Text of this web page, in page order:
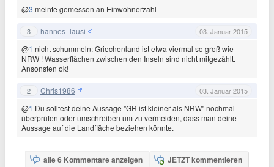
@3 meinte gemessen an Einwohnerzahl
3 hannes_lausi 03. Januar 2015
@1 nicht schummeln: Griechenland ist etwa viermal so groß wie
NRW ! Wasserflächen zwischen den Inseln sind nicht mitgezählt.
Ansonsten ok!
2 Chris1986 03. Januar 2015
@1 Du solltest deine Aussage "GR ist kleiner als NRW" nochmal
überprüfen oder umschreiben um zu vermeiden, dass man deine
Aussage auf die Landfläche beziehen könnte.
alle 6 Kommentare anzeigen JETZT kommentieren